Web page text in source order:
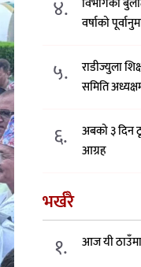
४.
वर्षाको
५.
राडीज्युला
समिति
६.
अबको ३ दिन
आग्रह
भर्खरै
१. आज यी ठाउँमा